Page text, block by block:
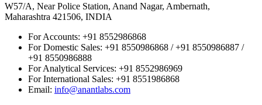
W57/A, Near Police Station, Anand Nagar, Ambernath,
Maharashtra 421506, INDIA
For Accounts: +91 8552986868
For Domestic Sales: +91 8550986868 / +91 8550986887 /
+91 8550986888
For Analytical Services: +91 8552986969
For International Sales: +91 8551986868
Email: info@anantlabs.com